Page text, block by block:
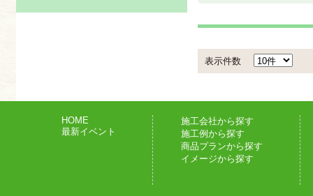
表示件数
HOME
最新イベント
施工会社から探す
施工例から探す
商品プランから探す
イメージから探す